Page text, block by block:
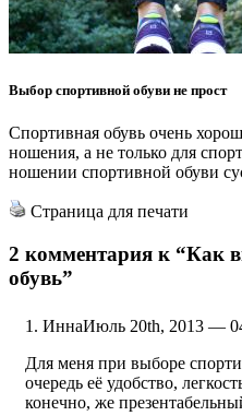
Выбор спортивной обуви не прост
Спортивная обувь очень
ношения, а не только для
ношении спортивной обуви
Страница для печати
2 комментария к “Как
обувь”
ИннаИюль 20th, 2013 —
Для меня при выборе
очередь её удобство,
конечно, же